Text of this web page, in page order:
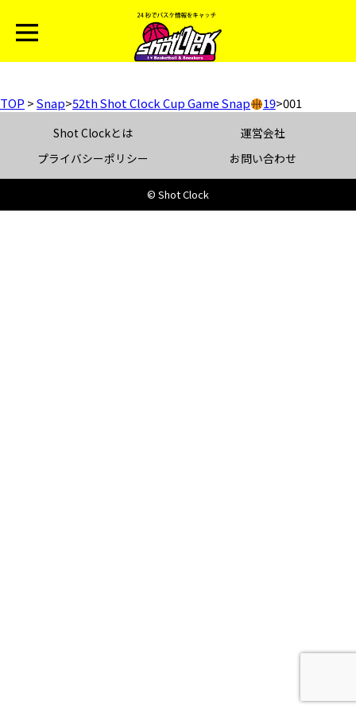
TOP >Snap>52th Shot Clock Cup Game Snap 19>001
Shot Clockとは
運営会社
プライバシーポリシー
お問い合わせ
© Shot Clock